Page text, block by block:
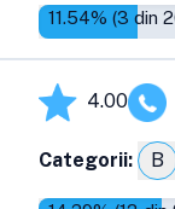
11.54% (3 din
4.00
Categorii: B